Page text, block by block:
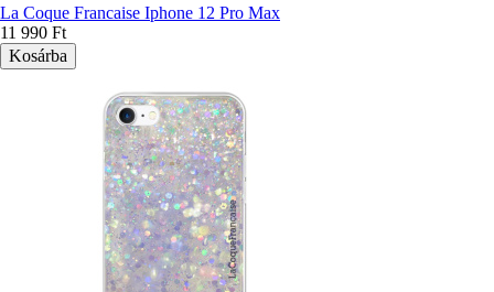
La Coque Francaise Iphone 12 Pro Max
11 990 Ft